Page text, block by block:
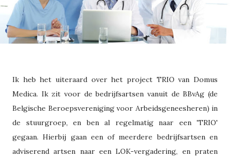
Ik heb het uiteraard over het project TRIO van Domus
Medica. Ik zit voor de bedrijfsartsen vanuit de BBvAg (de
Belgische Beroepsvereniging voor Arbeidsgeneesheren) in
de stuurgroep, en ben al regelmatig naar een 'TRIO'
gegaan. Hierbij gaan een of meerdere bedrijfsartsen en
adviserend artsen naar een LOK-vergadering, en praten